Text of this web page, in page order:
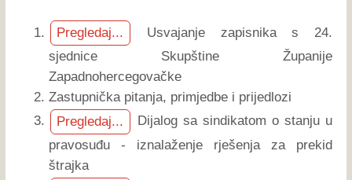
Pregledaj...
Usvajanje zapisnika s 24.
sjednice Skupštine Županije
Zapadnohercegovačke
Zastupnička pitanja, primjedbe i prijedlozi
Pregledaj...
Dijalog sa sindikatom o stanju u
pravosuđu - iznalaženje rješenja za prekid
štrajka